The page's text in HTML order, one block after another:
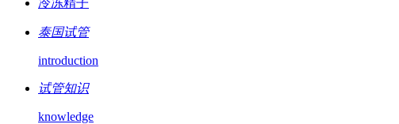
泰国试管
introduction
试管知识
knowledge